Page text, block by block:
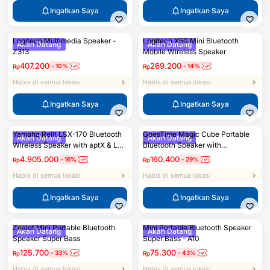
Ingatkan Saya Ingatkan Saya
Akan Datang
Logitech Multimedia Speaker -
Z313
Rp407.200 - 10%
Habis di semua lokasi
Ingatkan Saya
Akan Datang
Logitech X50 Mini Bluetooth
Mobile Wireless Speaker
Rp269.200 - 14%
Habis di semua lokasi
Ingatkan Saya
Akan Datang
Yamaha Relit LSX-170 Bluetooth
Wireless Speaker with aptX & LED
Lightning
Rp4.905.000 - 16%
Habis di semua lokasi
Ingatkan Saya
Akan Datang
GoesTime Magic Cube Portable
Bluetooth Speaker with
Handsfree Function
Rp160.400 - 29%
Habis di semua lokasi
Ingatkan Saya
Akan Datang
Zealot Mini Portable Bluetooth
Speaker Super Bass
Rp125.700 - 33%
Akan Datang
Mini Portable Bluetooth Speaker
Super Bass - A10
Rp75.300 - 43%